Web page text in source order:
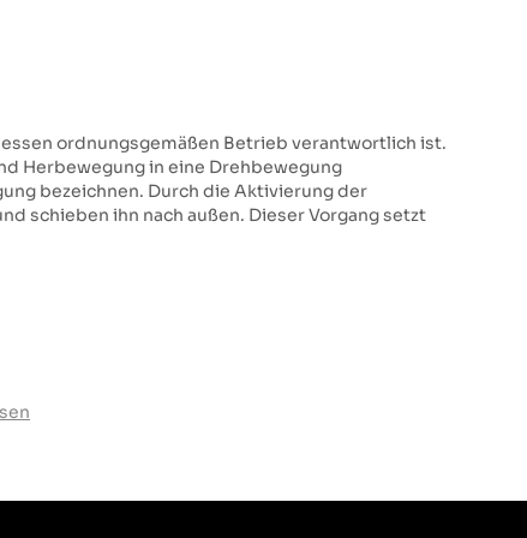
ordnungsgemäßen Betrieb verantwortlich ist.
Herbewegung in eine Drehbewegung
bezeichnen. Durch die Aktivierung der
schieben ihn nach außen. Dieser Vorgang setzt